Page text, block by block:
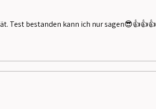
Test bestanden kann ich nur sagen😎👍👍👍